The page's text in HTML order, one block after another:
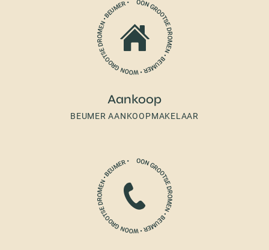
Aankoop
BEUMER AANKOOPMAKELAAR